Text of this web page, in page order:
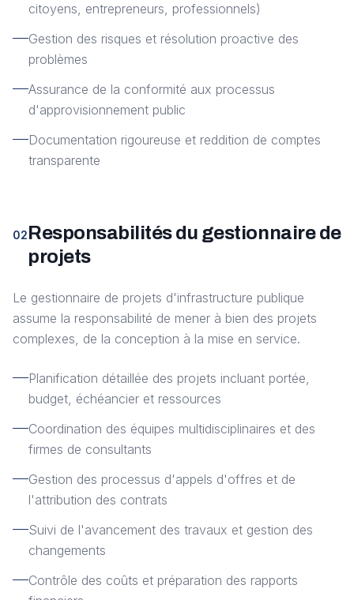
citoyens, entrepreneurs, professionnels)
Gestion des risques et résolution proactive des
problèmes
Assurance de la conformité aux processus
d'approvisionnement public
Documentation rigoureuse et reddition de comptes
transparente
02Responsabilités du gestionnaire de
projets
Le gestionnaire de projets d'infrastructure publique
assume la responsabilité de mener à bien des projets
complexes, de la conception à la mise en service.
Planification détaillée des projets incluant portée,
budget, échéancier et ressources
Coordination des équipes multidisciplinaires et des
firmes de consultants
Gestion des processus d'appels d'offres et de
l'attribution des contrats
Suivi de l'avancement des travaux et gestion des
changements
Contrôle des coûts et préparation des rapports